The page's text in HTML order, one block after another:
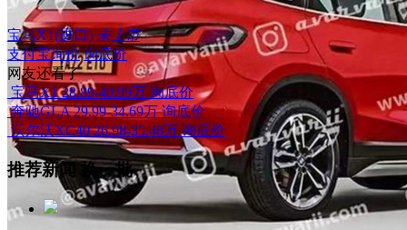
宝马X1(进口) 未上市
支付宝询价 询底价
网友还看了
宝马X1 28.89-40.99万 询底价
奔驰GLA 29.99-34.69万 询底价
沃尔沃XC40 26.98-35.48万 询底价
推荐新闻 换一批